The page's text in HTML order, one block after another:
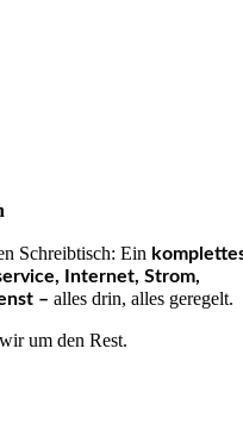
Schreibtisch: Ein
Internet, Strom,
– alles drin, alles geregelt.
um den Rest.